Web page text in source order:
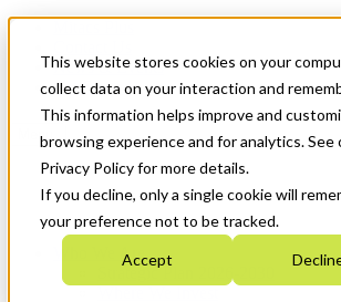
This website stores cookies on your
collect data on your interaction and
This information helps improve and
browsing experience and for analytics. See
Privacy Policy for more details.
If you decline, only a single cookie will
your preference not to be tracked.
Accept
News & Events
Get Started
Menu
Who We Are
Strategic Plan 2026-2030